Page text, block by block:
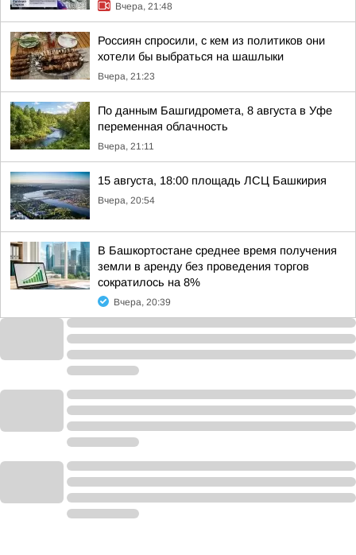
Вчера, 21:48
Россиян спросили, с кем из политиков они
хотели бы выбраться на шашлыки
Вчера, 21:23
По данным Башгидромета, 8 августа в Уфе
переменная облачность
Вчера, 21:11
15 августа, 18:00 площадь ЛСЦ Башкирия
Вчера, 20:54
В Башкортостане среднее время получения
земли в аренду без проведения торгов
сократилось на 8%
Вчера, 20:39